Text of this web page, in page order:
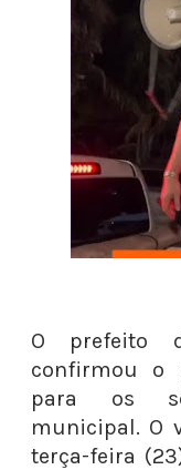
O prefeito
confirmou o
para os
municipal. O
terça-feira